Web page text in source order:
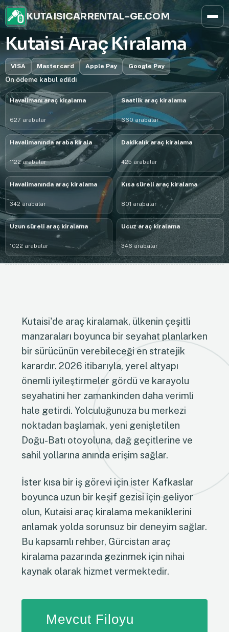
KUTAISICARRENTAL-GE.COM
Kutaisi Araç Kiralama
VISA Mastercard Apple Pay Google Pay
Ön ödeme kabul edildi
Havalimanı araç kiralama
627 arabalar
Saatlik araç kiralama
660 arabalar
Havalimanında araba kirala
1122 arabalar
Dakikalık araç kiralama
425 arabalar
Havalimanında araç kiralama
342 arabalar
Kısa süreli araç kiralama
801 arabalar
Uzun süreli araç kiralama
1022 arabalar
Ucuz araç kiralama
346 arabalar
Kutaisi'de araç kiralamak, ülkenin çeşitli
manzaraları boyunca bir seyahat planlarken
bir sürücünün verebileceği en stratejik
karardır. 2026 itibarıyla, yerel altyapı
önemli iyileştirmeler gördü ve karayolu
seyahatini her zamankinden daha verimli
hale getirdi. Yolculuğunuza bu merkezi
noktadan başlamak, yeni genişletilen
Doğu-Batı otoyoluna, dağ geçitlerine ve
sahil yollarına anında erişim sağlar.
İster kısa bir iş görevi için ister Kafkaslar
boyunca uzun bir keşif gezisi için geliyor
olun, Kutaisi araç kiralama mekaniklerini
anlamak yolda sorunsuz bir deneyim sağlar.
Bu kapsamlı rehber, Gürcistan araç
kiralama pazarında gezinmek için nihai
kaynak olarak hizmet vermektedir.
Mevcut Filoyu